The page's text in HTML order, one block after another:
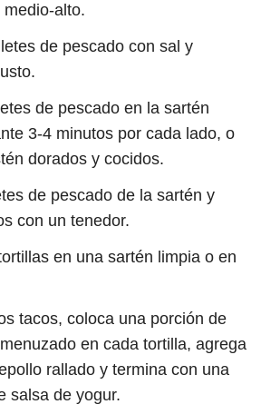
alto.
de pescado con sal y
de pescado en la sartén
3-4 minutos por cada lado, o
dorados y cocidos.
de pescado de la sartén y
con un tenedor.
en una sartén limpia o en
tacos, coloca una porción de
en cada tortilla, agrega
rallado y termina con una
salsa de yogur.